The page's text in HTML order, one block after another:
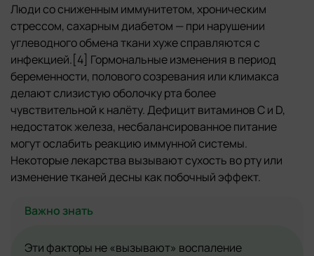
Люди со сниженным иммунитетом, хроническим
стрессом, сахарным диабетом — при нарушении
углеводного обмена ткани хуже справляются с
инфекцией.[4] Гормональные изменения в период
беременности, полового созревания или климакса
делают слизистую оболочку рта более
чувствительной к налёту. Дефицит витаминов C и D,
недостаток железа, несбалансированное питание
могут ослабить реакцию иммунной системы.
Некоторые лекарства вызывают сухость во рту или
изменение тканей десны как побочный эффект.
Важно знать
Эти факторы не «вызывают» воспаление